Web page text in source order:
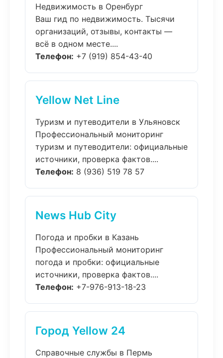
Недвижимость в Оренбург
Ваш гид по недвижимость. Тысячи
организаций, отзывы, контакты —
всё в одном месте....
Телефон: +7 (919) 854-43-40
Yellow Net Line
Туризм и путеводители в Ульяновск
Профессиональный мониторинг
туризм и путеводители: официальные
источники, проверка фактов....
Телефон: 8 (936) 519 78 57
News Hub City
Погода и пробки в Казань
Профессиональный мониторинг
погода и пробки: официальные
источники, проверка фактов....
Телефон: +7-976-913-18-23
Город Yellow 24
Справочные службы в Пермь